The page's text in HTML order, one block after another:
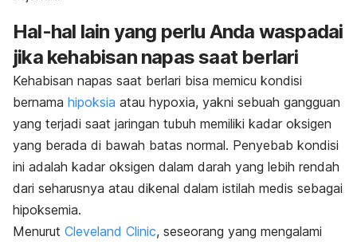
Hal-hal lain yang perlu Anda waspadai
jika kehabisan napas saat berlari
Kehabisan napas saat berlari bisa memicu kondisi
bernama hipoksia atau hypoxia, yakni sebuah gangguan
yang terjadi saat jaringan tubuh memiliki kadar oksigen
yang berada di bawah batas normal. Penyebab kondisi
ini adalah kadar oksigen dalam darah yang lebih rendah
dari seharusnya atau dikenal dalam istilah medis sebagai
hipoksemia.
Menurut Cleveland Clinic, seseorang yang mengalami